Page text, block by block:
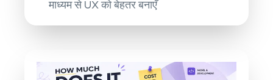
माध्यम से UX को बेहतर बनाएँ